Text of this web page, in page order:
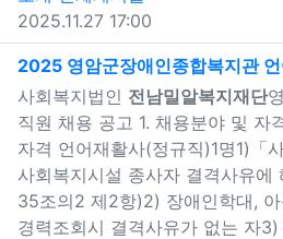
2025.11.27 17:00
2025 영암군장애인종합복지관
사회복지법인 전남밀알복지재단
직원 채용 공고 1. 채용분야 및 자
자격 언어재활사(정규직)1명1)「
사회복지시설 종사자 결격사유에
35조의2 제2항)2) 장애인학대,
경력조회시 결격사유가 없는 자